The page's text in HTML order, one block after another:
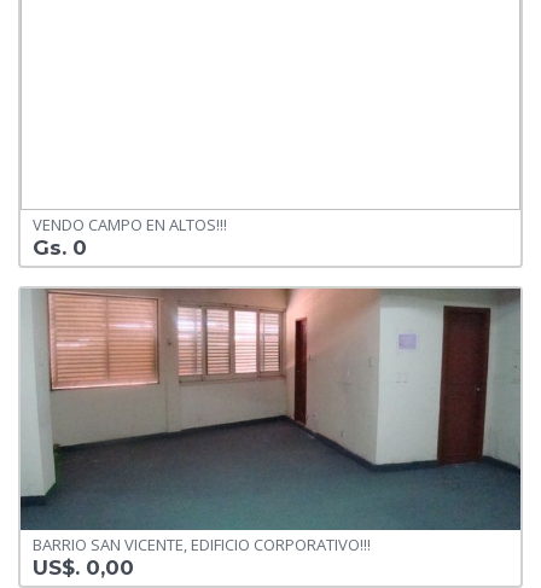
VENDO CAMPO EN ALTOS!!!
Gs. 0
BARRIO SAN VICENTE, EDIFICIO CORPORATIVO!!!
US$. 0,00